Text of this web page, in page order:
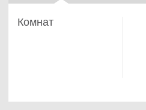
Комнат